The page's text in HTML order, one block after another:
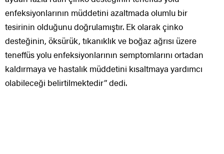
enfeksiyonlarının müddetini azaltmada olumlu bir
tesirinin olduğunu doğrulamıştır. Ek olarak çinko
desteğinin, öksürük, tıkanıklık ve boğaz ağrısı üzere
teneffüs yolu enfeksiyonlarının semptomlarını ortadan
kaldırmaya ve hastalık müddetini kısaltmaya yardımcı
olabileceği belirtilmektedir” dedi.